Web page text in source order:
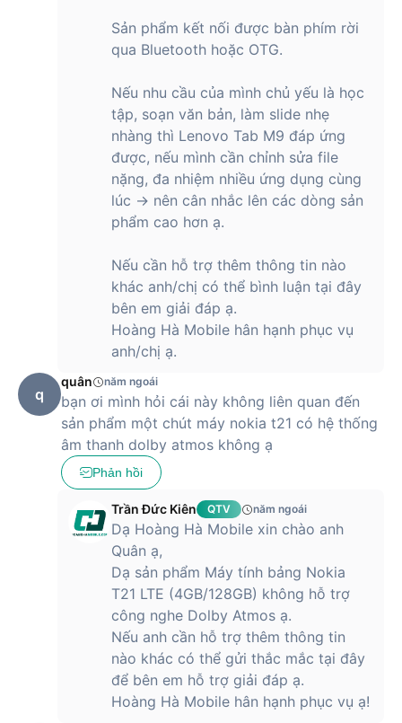
Được hoàn thiện tỉ mỉ, mang đến cảm giác cao
cấp và sang trọng
Lenovo Tab M9- 4G/LTE (4GB/64GB) gây ấn tượng mạnh
với thiết kế hiện đại và tinh tế. Gam màu xanh trẻ trung, kết
hợp với chất liệu cao cấp, tạo nên một tổng thể hài hòa và
sang trọng. Máy sở hữu vẻ ngoài mỏng nhẹ, các cạnh bên
được vát phẳng và bo tròn tinh tế, mang đến cảm giác cầm
nắm thoải mái và chắc chắn. Với thiết kế này, Lenovo Tab M9
không chỉ là một chiếc máy tính bảng phục vụ công việc và
giải trí mà còn là một phụ kiện thời trang thể hiện cá tính của
Không chỉ thế, với thiết kế mỏng nhẹ và gọn gàng, Lenovo
Tab M9 là người bạn đồng hành lý tưởng cho những chuyến
đi xa. Bạn có thể dễ dàng bỏ máy vào túi xách hoặc balo mà
Màn hình IPS LCD 9 inch là một lựa chọn phù
hợp cho nhu cầu giải trí và làm việc hàng ngày
Lenovo Tab M9 - 4G/LTE (4GB/64GB) được trang bị màn
hình IPS LCD 9 inch, mang đến những trải nghiệm thị giác vô
quá nhỏ, rất phù hợp để bạn vừa lướt web, xem phim, chơi
game, vừa có thể cầm nắm một cách thoải mái.
Độ phân giải HD vẫn đảm bảo hình ảnh hiển thị sắc nét, rõ
ràng, màu sắc trung thực. Cùng với đó là công nghệ IPS
mang đến góc nhìn rộng, màu sắc không bị biến đổi nhiều khi
nhìn nghiêng, giúp bạn có thể chia sẻ màn hình với người
khác mà không lo bị ảnh hưởng đến chất lượng hình ảnh.
Màn hình có độ sáng vừa phải, giúp bạn sử dụng thoải mái
Sản phẩm kết nối được bàn phím rời
qua Bluetooth hoặc OTG.
Nếu nhu cầu của mình chủ yếu là học
tập, soạn văn bản, làm slide nhẹ
nhàng thì Lenovo Tab M9 đáp ứng
được, nếu mình cần chỉnh sửa file
nặng, đa nhiệm nhiều ứng dụng cùng
lúc → nên cân nhắc lên các dòng sản
phẩm cao hơn ạ.
Nếu cần hỗ trợ thêm thông tin nào
khác anh/chị có thể bình luận tại đây
bên em giải đáp ạ.
Hoàng Hà Mobile hân hạnh phục vụ
anh/chị ạ.
q
quân năm ngoái
bạn ơi mình hỏi cái này không liên quan đến
sản phẩm một chút máy nokia t21 có hệ thống
âm thanh dolby atmos không ạ
Phản hồi
Trần Đức Kiên QTV năm ngoái
Dạ Hoàng Hà Mobile xin chào anh
Quân ạ,
Dạ sản phẩm Máy tính bảng Nokia
T21 LTE (4GB/128GB) không hỗ trợ
công nghe Dolby Atmos ạ.
Nếu anh cần hỗ trợ thêm thông tin
nào khác có thể gửi thắc mắc tại đây
để bên em hỗ trợ giải đáp ạ.
Hoàng Hà Mobile hân hạnh phục vụ ạ!